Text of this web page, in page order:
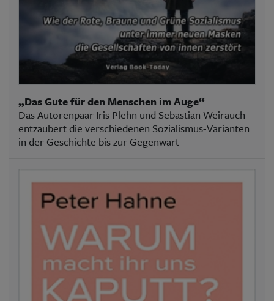
„Das Gute für den Menschen im Auge“
Das Autorenpaar Iris Plehn und Sebastian Weirauch
entzaubert die verschiedenen Sozialismus-Varianten
in der Geschichte bis zur Gegenwart